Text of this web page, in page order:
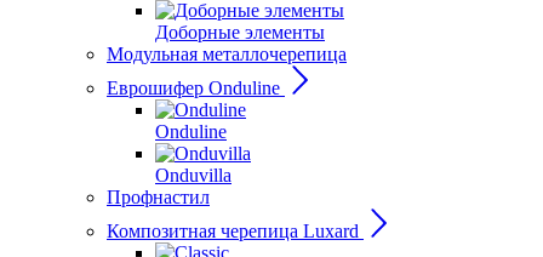
Доборные элементы
Модульная металлочерепица
Еврошифер Onduline
Onduline
Onduvilla
Профнастил
Композитная черепица Luxard